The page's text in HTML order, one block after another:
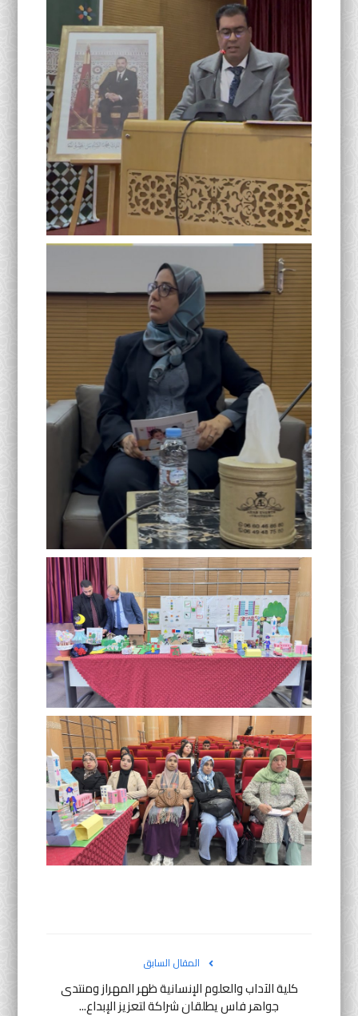
المقال السابق
كلية الآداب والعلوم الإنسانية ظهر المهراز ومنتدى
جواهر فاس يطلقان شراكة لتعزيز الإبداع...